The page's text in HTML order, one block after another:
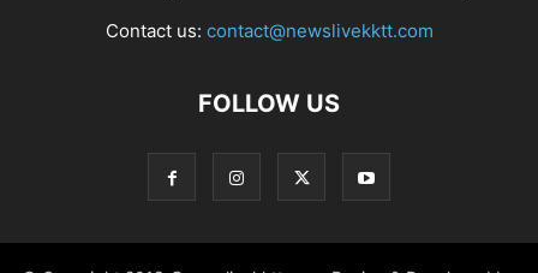
Contact us: contact@newslivekktt.com
FOLLOW US